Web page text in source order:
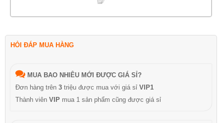
HỎI ĐÁP MUA HÀNG
MUA BAO NHIÊU MỚI ĐƯỢC GIÁ SỈ?
Đơn hàng trên 3 triệu được mua với giá sỉ VIP1
Thành viên VIP mua 1 sản phẩm cũng được giá sỉ